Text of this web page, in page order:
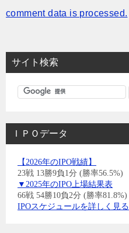
comment data is processed.
サイト検索
ＩＰＯデータ
【2026年のIPO戦績】
23戦 13勝9負1分 (勝率56.5%)
▼2025年のIPO上場結果表
66戦 54勝10負2分 (勝率81.8%)
IPOスケジュールを詳しく見る